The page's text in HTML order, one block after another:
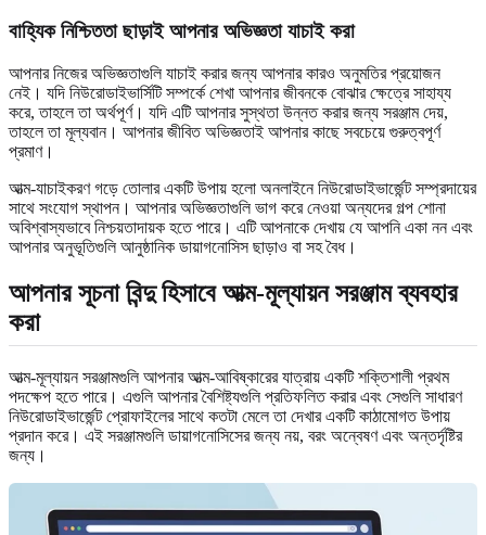
বাহ্যিক নিশ্চিততা ছাড়াই আপনার অভিজ্ঞতা যাচাই করা
আপনার নিজের অভিজ্ঞতাগুলি যাচাই করার জন্য আপনার কারও অনুমতির প্রয়োজন
নেই। যদি নিউরোডাইভার্সিটি সম্পর্কে শেখা আপনার জীবনকে বোঝার ক্ষেত্রে সাহায্য
করে, তাহলে তা অর্থপূর্ণ। যদি এটি আপনার সুস্থতা উন্নত করার জন্য সরঞ্জাম দেয়,
তাহলে তা মূল্যবান। আপনার জীবিত অভিজ্ঞতাই আপনার কাছে সবচেয়ে গুরুত্বপূর্ণ
প্রমাণ।
আত্ম-যাচাইকরণ গড়ে তোলার একটি উপায় হলো অনলাইনে নিউরোডাইভার্জেন্ট সম্প্রদায়ের
সাথে সংযোগ স্থাপন। আপনার অভিজ্ঞতাগুলি ভাগ করে নেওয়া অন্যদের গল্প শোনা
অবিশ্বাস্যভাবে নিশ্চয়তাদায়ক হতে পারে। এটি আপনাকে দেখায় যে আপনি একা নন এবং
আপনার অনুভূতিগুলি আনুষ্ঠানিক ডায়াগনোসিস ছাড়াও বা সহ বৈধ।
আপনার সূচনা বিন্দু হিসাবে আত্ম-মূল্যায়ন সরঞ্জাম ব্যবহার
করা
আত্ম-মূল্যায়ন সরঞ্জামগুলি আপনার আত্ম-আবিষ্কারের যাত্রায় একটি শক্তিশালী প্রথম
পদক্ষেপ হতে পারে। এগুলি আপনার বৈশিষ্ট্যগুলি প্রতিফলিত করার এবং সেগুলি সাধারণ
নিউরোডাইভার্জেন্ট প্রোফাইলের সাথে কতটা মেলে তা দেখার একটি কাঠামোগত উপায়
প্রদান করে। এই সরঞ্জামগুলি ডায়াগনোসিসের জন্য নয়, বরং অন্বেষণ এবং অন্তর্দৃষ্টির
জন্য।